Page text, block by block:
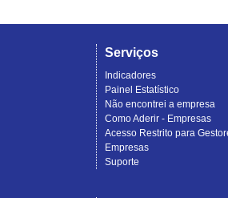
Serviços
Indicadores
Painel Estatístico
Não encontrei a empresa
Como Aderir - Empresas
Acesso Restrito para
Empresas
Suporte